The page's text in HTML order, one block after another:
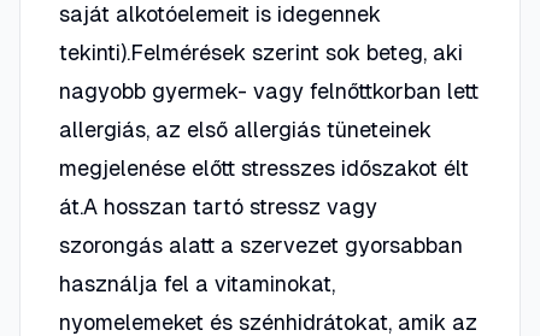
saját alkotóelemeit is idegennek
tekinti).Felmérések szerint sok beteg, aki
nagyobb gyermek- vagy felnőttkorban lett
allergiás, az első allergiás tüneteinek
megjelenése előtt stresszes időszakot élt
át.A hosszan tartó stressz vagy
szorongás alatt a szervezet gyorsabban
használja fel a vitaminokat,
nyomelemeket és szénhidrátokat, amik az